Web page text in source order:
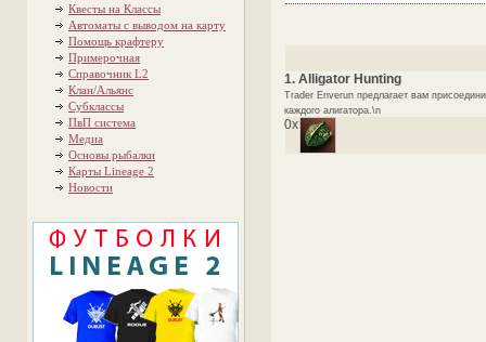
Квесты на Классы
Автоматы с выводом на карту
Помощь крафтеру
Примерочная
Справочник L2
Клан/Альянс
Субклассы
ПвП система
Медиа
Основы рыбалки
Карты Lineage 2
Новости
1. Alligator Hunting
Trader Enverun предлагает вам
каждого алигатора.\n
0x